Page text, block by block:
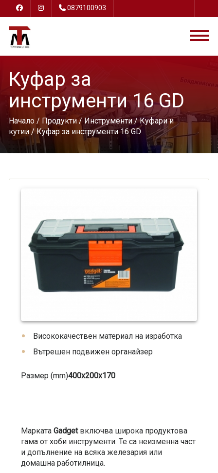
0879100903
Куфар за
инструменти 16 GD
Начало/ Продукти/Инструменти/Куфари и
кутии/ Куфар за инструменти 16 GD
Висококачествен материал на изработка
Вътрешен подвижен органайзер
Размер (mm)400x200x170
Марката Gadgetвключва широка продуктова
гама от хоби инструменти. Те са неизменна част
и допълнение на всяка железария или
домашна работилница.